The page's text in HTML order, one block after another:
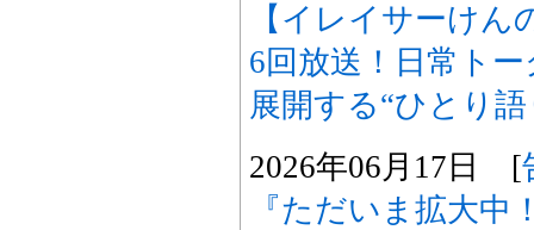
【イレイサーけ
6回放送！日常ト
展開する“ひとり
2026年06月17日 [
『ただいま拡大中